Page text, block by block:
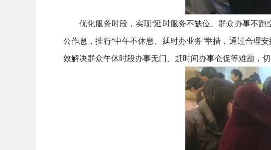
优化服务时段，实现“延时服务不缺位、群众办事不跑
公作息，推行“中午不休息、延时办业务”举措，通过合理
效解决群众午休时段办事无门、赶时间办事仓促等难题，切